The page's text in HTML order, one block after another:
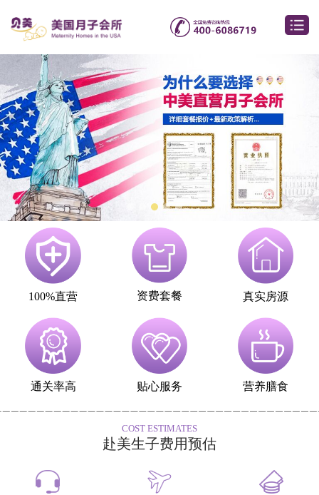
100%直营 资费套餐 真实房源
通关率高 贴心服务 营养膳食
COST ESTIMATES
赴美生子费用预估